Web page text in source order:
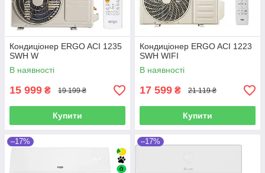
Кондиціонер ERGO ACI 1235
SWН W
В наявності
15 999 ₴ 19 199 ₴
Купити
Кондиціонер ERGO ACI 1223
SWН WIFI
В наявності
17 599 ₴ 21 119 ₴
Купити
–17% –17%